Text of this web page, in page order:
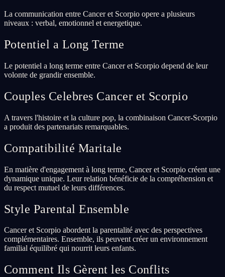
La communication entre Cancer et Scorpio opere a plusieurs
niveaux : verbal, emotionnel et energetique.
Potentiel a Long Terme
Le potentiel a long terme entre Cancer et Scorpio depend de leur
volonte de grandir ensemble.
Couples Celebres Cancer et Scorpio
A travers l'histoire et la culture pop, la combinaison Cancer-Scorpio
a produit des partenariats remarquables.
Compatibilité Maritale
En matière d'engagement à long terme, Cancer et Scorpio créent une
dynamique unique. Leur relation bénéficie de la compréhension et
du respect mutuel de leurs différences.
Style Parental Ensemble
Cancer et Scorpio abordent la parentalité avec des perspectives
complémentaires. Ensemble, ils peuvent créer un environnement
familial équilibré qui nourrit leurs enfants.
Comment Ils Gèrent les Conflits